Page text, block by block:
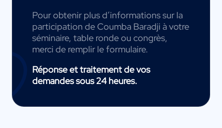
Pour obtenir plus d’informations sur la
participation de Coumba Baradji à votre
séminaire, table ronde ou congrès,
merci de remplir le formulaire.
Réponse et traitement de vos
demandes sous 24 heures.